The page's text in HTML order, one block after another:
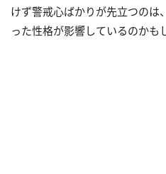
けず警戒心ばかりが先立つのは
った性格が影響しているのかも